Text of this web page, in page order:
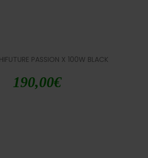
PASSION X 100W BLACK
190,00€